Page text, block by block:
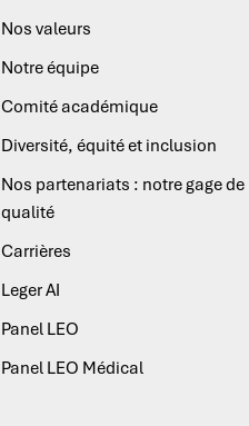
Nos valeurs
Notre équipe
Comité académique
Diversité, équité et inclusion
Nos partenariats : notre gage de
qualité
Carrières
Leger AI
Panel LEO
Panel LEO Médical